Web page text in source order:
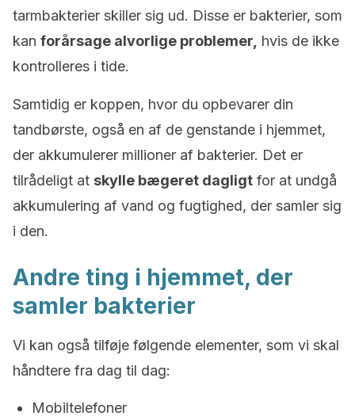
tarmbakterier skiller sig ud. Disse er bakterier, som
kan forårsage alvorlige problemer, hvis de ikke
kontrolleres i tide.
Samtidig er koppen, hvor du opbevarer din
tandbørste, også en af de genstande i hjemmet,
der akkumulerer millioner af bakterier. Det er
tilrådeligt at skylle bægeret dagligt for at undgå
akkumulering af vand og fugtighed, der samler sig
i den.
Andre ting i hjemmet, der
samler bakterier
Vi kan også tilføje følgende elementer, som vi skal
håndtere fra dag til dag:
Mobiltelefoner